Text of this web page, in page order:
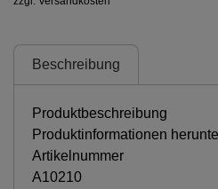
Beschreibung
Produktbeschreibung
Produktinformationen
Artikelnummer
A10210